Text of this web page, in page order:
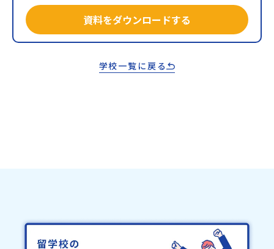
資料をダウンロードする
学校一覧に戻る